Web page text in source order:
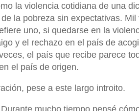
la violencia cotidiana de una
la pobreza sin expectativas.
uno, si quedarse en la
y el rechazo en el país de
el país que recibe parece
el país de origen.
pese a este largo introito.
Durante mucho tiempo pensé